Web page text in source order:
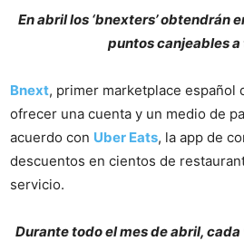
En abril los ‘bnexters’ obtendrán
puntos canjeables
Bnext, primer marketplace
ofrecer una cuenta y un medio de
acuerdo con Uber Eats, la app de
descuentos en cientos de
servicio.
Durante todo el mes de abril,